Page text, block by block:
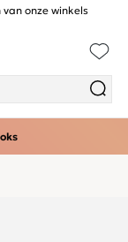
onze winkels